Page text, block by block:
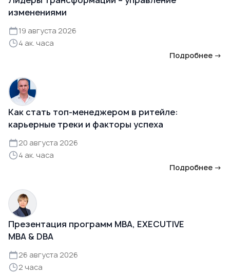
изменениями
19 августа 2026
4 ак. часа
Подробнее →
Как стать топ-менеджером в ритейле:
карьерные треки и факторы успеха
20 августа 2026
4 ак. часа
Подробнее →
Презентация программ MBA, EXECUTIVE
MBA & DBA
26 августа 2026
2 часа